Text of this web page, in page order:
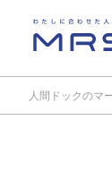
人間ドックのマ